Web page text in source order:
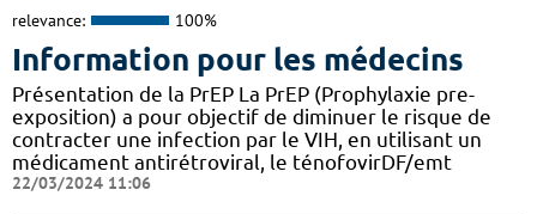
relevance: 100%
Information pour les médecins
Présentation de la PrEP La PrEP (Prophylaxie pre-
exposition) a pour objectif de diminuer le risque de
contracter une infection par le VIH, en utilisant un
médicament antirétroviral, le ténofovirDF/emt
22/03/2024 11:06